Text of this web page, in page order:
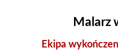
Malarz
Ekipa